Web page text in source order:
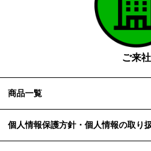
であって、本人の同意を得るこ
障を及ぼすおそれがあるとき
５. 個人情報の取扱業務の委託
場合があります。
その際、弊社は、個人情報を適切に
ご来社
商品一覧
個人情報保護方針・個人情報の取り